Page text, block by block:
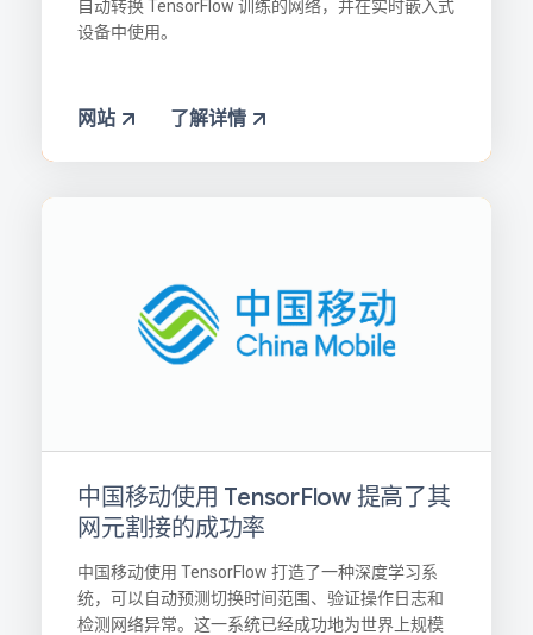
自动转换 TensorFlow 训练的网络，并在实时嵌入式
设备中使用。
网站 了解详情
中国移动使用 TensorFlow 提高了其
网元割接的成功率
中国移动使用 TensorFlow 打造了一种深度学习系
统，可以自动预测切换时间范围、验证操作日志和
检测网络异常。这一系统已经成功地为世界上规模